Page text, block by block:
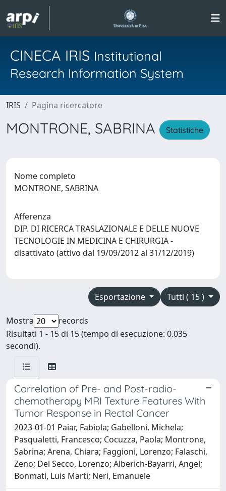
CINECA IRIS Institutional
Research Information System
IRIS Pagina ricercatore
MONTRONE, SABRINA Statistiche
Nome completo
MONTRONE, SABRINA
Afferenza
DIP. DI RICERCA TRASLAZIONALE E DELLE NUOVE
TECNOLOGIE IN MEDICINA E CHIRURGIA -
disattivato (attivo dal 19/09/2012 al 31/12/2019)
Tutti ( 15 )
Esportazione
Mostra
records
Risultati 1 - 15 di 15 (tempo di esecuzione: 0.035
secondi).
Correlation of Pre- and Post-radio-
chemotherapy MRI Texture Features With
Tumor Response in Rectal Cancer
2023-01-01 Paiar, Fabiola; Gabelloni, Michela;
Pasqualetti, Francesco; Cocuzza, Paola; Montrone,
Sabrina; Arena, Chiara; Faggioni, Lorenzo; Falaschi,
Zeno; Del Secco, Lorenzo; Alberich-Bayarri, Angel;
Bonmati, Luis Marti; Neri, Emanuele